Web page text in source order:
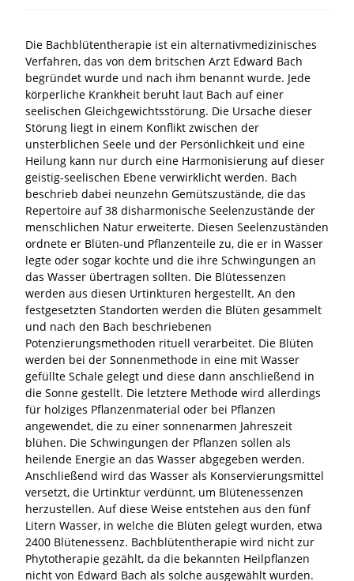
Die Bachblütentherapie ist ein alternativmedizinisches
Verfahren, das von dem britschen Arzt Edward Bach
begründet wurde und nach ihm benannt wurde. Jede
körperliche Krankheit beruht laut Bach auf einer
seelischen Gleichgewichtsstörung. Die Ursache dieser
Störung liegt in einem Konflikt zwischen der
unsterblichen Seele und der Persönlichkeit und eine
Heilung kann nur durch eine Harmonisierung auf dieser
geistig-seelischen Ebene verwirklicht werden. Bach
beschrieb dabei neunzehn Gemütszustände, die das
Repertoire auf 38 disharmonische Seelenzustände der
menschlichen Natur erweiterte. Diesen Seelenzuständen
ordnete er Blüten-und Pflanzenteile zu, die er in Wasser
legte oder sogar kochte und die ihre Schwingungen an
das Wasser übertragen sollten. Die Blütessenzen
werden aus diesen Urtinkturen hergestellt. An den
festgesetzten Standorten werden die Blüten gesammelt
und nach den Bach beschriebenen
Potenzierungsmethoden rituell verarbeitet. Die Blüten
werden bei der Sonnenmethode in eine mit Wasser
gefüllte Schale gelegt und diese dann anschließend in
die Sonne gestellt. Die letztere Methode wird allerdings
für holziges Pflanzenmaterial oder bei Pflanzen
angewendet, die zu einer sonnenarmen Jahreszeit
blühen. Die Schwingungen der Pflanzen sollen als
heilende Energie an das Wasser abgegeben werden.
Anschließend wird das Wasser als Konservierungsmittel
versetzt, die Urtinktur verdünnt, um Blütenessenzen
herzustellen. Auf diese Weise entstehen aus den fünf
Litern Wasser, in welche die Blüten gelegt wurden, etwa
2400 Blütenessenz. Bachblütentherapie wird nicht zur
Phytotherapie gezählt, da die bekannten Heilpflanzen
nicht von Edward Bach als solche ausgewählt wurden.